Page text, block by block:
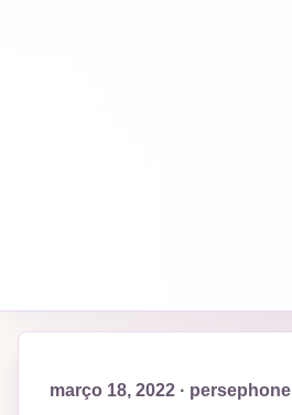
março 18, 2022 · persephone